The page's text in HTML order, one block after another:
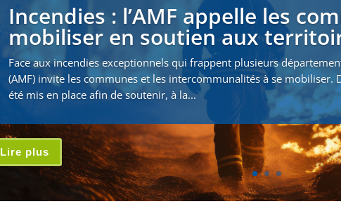
Incendies : l’AMF appelle les
mobiliser en soutien aux
Face aux incendies exceptionnels qui frappent plusieurs
(AMF) invite les communes et les intercommunalités à se
été mis en place afin de soutenir, à la...
Lire plus